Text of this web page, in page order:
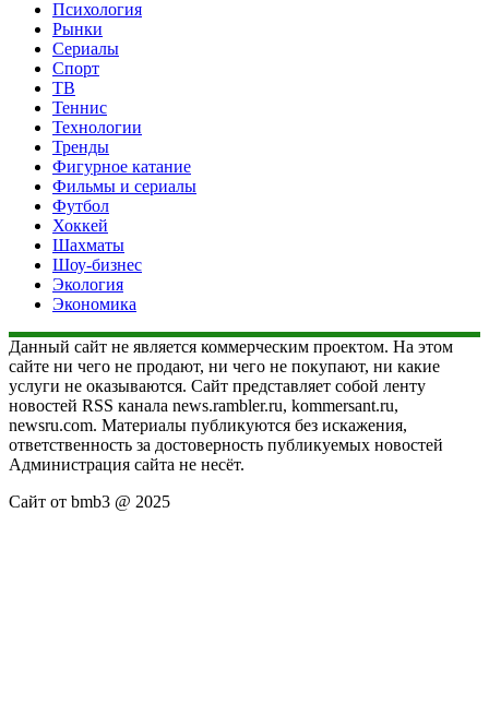
Психология
Рынки
Сериалы
Спорт
ТВ
Теннис
Технологии
Тренды
Фигурное катание
Фильмы и сериалы
Футбол
Хоккей
Шахматы
Шоу-бизнес
Экология
Экономика
Данный сайт не является коммерческим проектом. На этом
сайте ни чего не продают, ни чего не покупают, ни какие
услуги не оказываются. Сайт представляет собой ленту
новостей RSS канала news.rambler.ru, kommersant.ru,
newsru.com. Материалы публикуются без искажения,
ответственность за достоверность публикуемых новостей
Администрация сайта не несёт.
Сайт от bmb3 @ 2025